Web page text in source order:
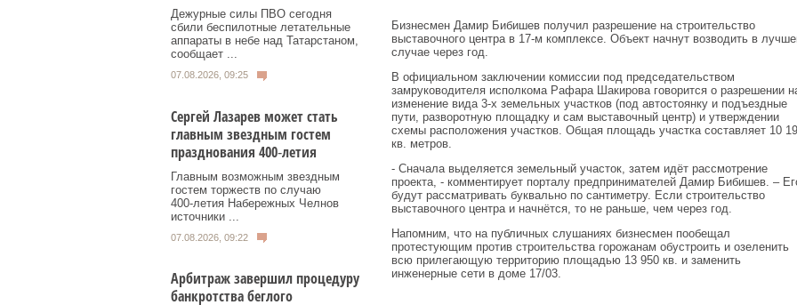
Дежурные силы ПВО сегодня
сбили беспилотные летательные
аппараты в небе над Татарстаном,
сообщает ...
07.08.2026, 09:25
Сергей Лазарев может стать
главным звездным гостем
празднования 400‑летия
Главным возможным звездным
гостем торжеств по случаю
400‑летия Набережных Челнов
источники ...
07.08.2026, 09:22
Арбитраж завершил процедуру
банкротства беглого
Бизнесмен Дамир Бибишев получил разрешение на строительство
выставочного центра в 17-м комплексе. Объект начнут возводить в
случае через год.
В официальном заключении комиссии под председательством
замруководителя исполкома Рафара Шакирова говорится о разрешении
изменение вида 3-х земельных участков (под автостоянку и подъездные
пути, разворотную площадку и сам выставочный центр) и утверждении
схемы расположения участков. Общая площадь участка составляет 10
кв. метров.
- Сначала выделяется земельный участок, затем идёт рассмотрение
проекта, - комментирует порталу предпринимателей Дамир Бибишев. –
будут рассматривать буквально по сантиметру. Если строительство
выставочного центра и начнётся, то не раньше, чем через год.
Напомним, что на публичных слушаниях бизнесмен пообещал
протестующим против строительства горожанам обустроить и озеленить
всю прилегающую территорию площадью 13 950 кв. и заменить
инженерные сети в доме 17/03.